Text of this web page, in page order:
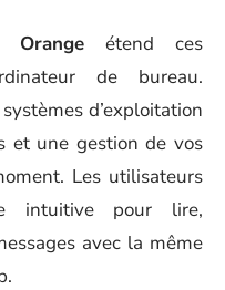
Orange étend ces
de bureau.
d’exploitation
et une gestion de vos
Les utilisateurs
intuitive pour lire,
avec la même